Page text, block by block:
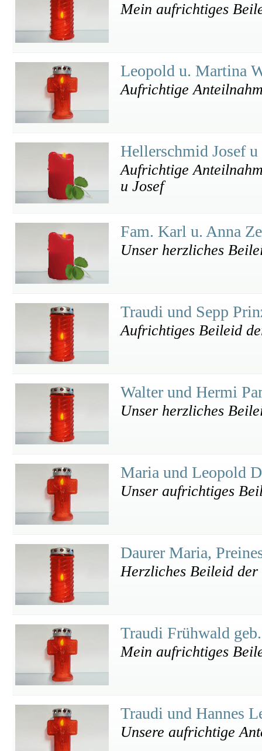
Mein aufrichtiges
Leopold u. Martina
Aufrichtige
Hellerschmid Josef
Aufrichtige
u Josef
Fam. Karl u. Anna
Unser herzliches
Traudi und Sepp
Aufrichtiges Beileid
Walter und Hermi
Unser herzliches
Maria und Leopold
Unser aufrichtiges
Daurer Maria,
Herzliches Beileid
Traudi Frühwald
Mein aufrichtiges
Traudi und Hannes
Unsere aufrichtige